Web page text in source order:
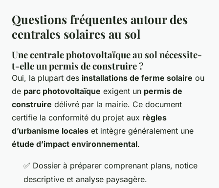
Questions fréquentes autour des
centrales solaires au sol
Une centrale photovoltaïque au sol nécessite-
t-elle un permis de construire ?
Oui, la plupart des installations de ferme solaire ou
de parc photovoltaïque exigent un permis de
construire délivré par la mairie. Ce document
certifie la conformité du projet aux règles
d’urbanisme locales et intègre généralement une
étude d’impact environnemental.
✅ Dossier à préparer comprenant plans, notice
descriptive et analyse paysagère.